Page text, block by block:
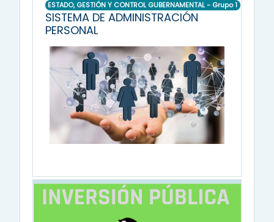
ESTADO, GESTIÓN Y CONTROL GUBERNAMENTAL - Grupo 1
SISTEMA DE ADMINISTRACIÓN
PERSONAL